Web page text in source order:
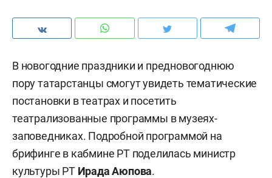
В новогодние праздники и предновогоднюю
пору татарстанцы смогут увидеть тематические
постановки в театрах и посетить
театрализованные программы в музеях-
заповедниках. Подробной программой на
брифинге в кабмине РТ поделилась министр
культуры РТ Ирада Аюпова.